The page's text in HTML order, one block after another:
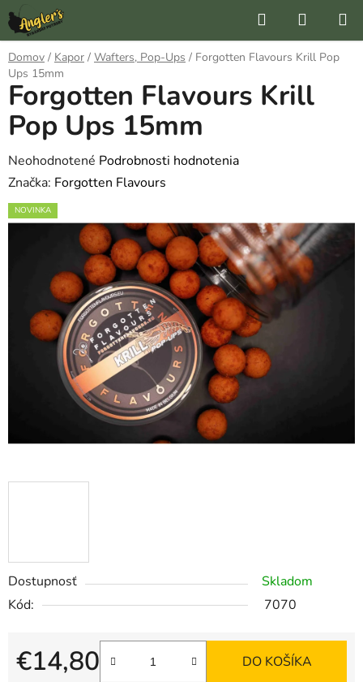
Prejsť
na
obsah
Hľadať
KOŠÍK
Domov / Kapor / Wafters, Pop-Ups / Forgotten Flavours Krill Pop
Ups 15mm
Dostupnosť
Skladom
Kód:
7070
€14,80 DO KOŠÍKA
Forgotten Flavours Krill
Pop Ups 15mm
Priemerné
hodnotenie
produktu
je
hviezdičiek.
Neohodnotené Podrobnosti hodnotenia
Značka: Forgotten Flavours
NOVINKA